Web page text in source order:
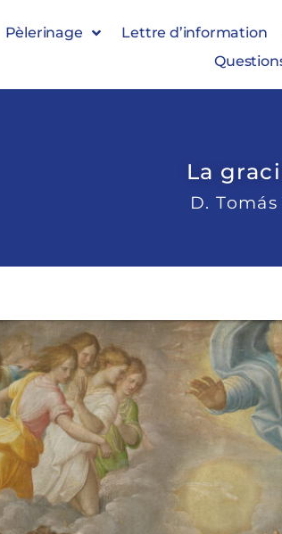
Pèlerinage Lettre d’information
La
D.